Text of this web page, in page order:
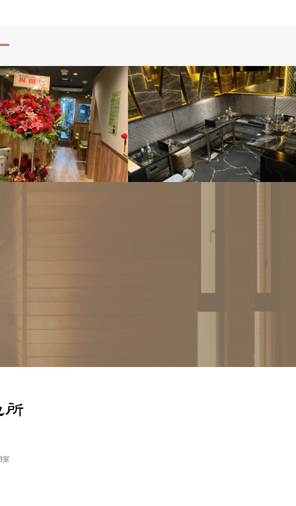
店舗リフォーム 店舗リフォーム
室